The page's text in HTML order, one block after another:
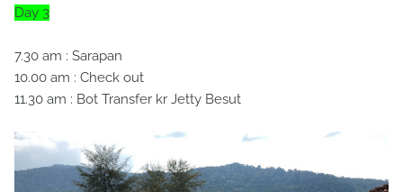
Day 3
7.30 am : Sarapan
10.00 am : Check out
11.30 am : Bot Transfer kr Jetty Besut